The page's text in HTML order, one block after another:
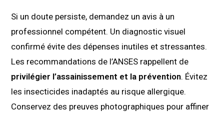
Si un doute persiste, demandez un avis à un
professionnel compétent. Un diagnostic visuel
confirmé évite des dépenses inutiles et stressantes.
Les recommandations de l’ANSES rappellent de
privilégier l’assainissement et la prévention. Évitez
les insecticides inadaptés au risque allergique.
Conservez des preuves photographiques pour affiner